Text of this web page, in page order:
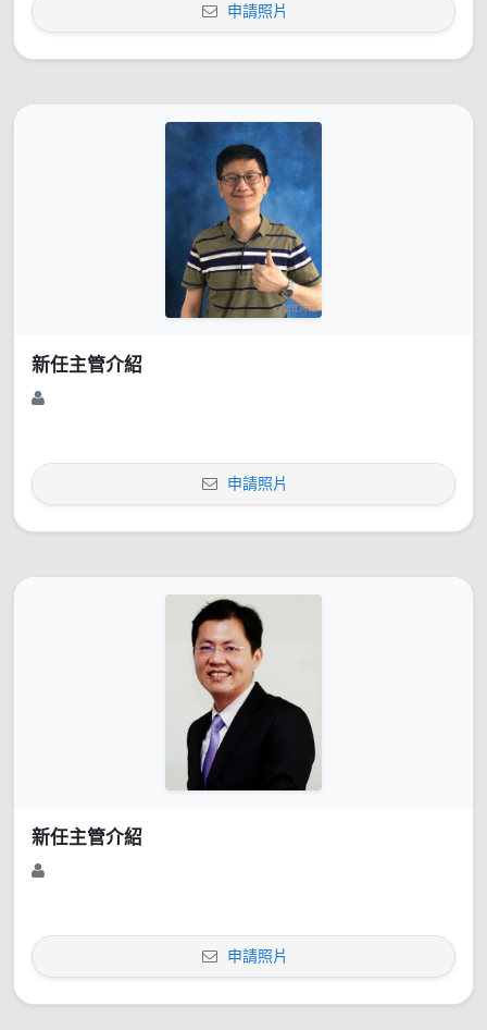
申請照片
新任主管介紹
申請照片
新任主管介紹
申請照片